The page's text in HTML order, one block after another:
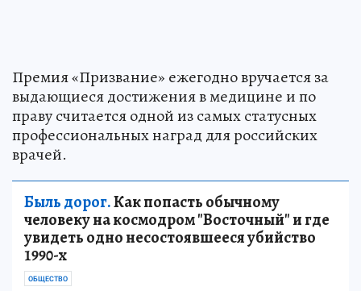
Премия «Призвание» ежегодно вручается за
выдающиеся достижения в медицине и по
праву считается одной из самых статусных
профессиональных наград для российских
врачей.
Быль дорог.Как попасть обычному
человеку на космодром "Восточный" и где
увидеть одно несостоявшееся убийство
1990-х
ОБЩЕСТВО